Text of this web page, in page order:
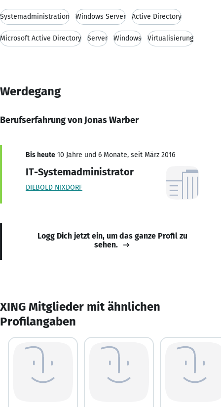
Systemadministration Windows Server Active Directory
Microsoft Active Directory Server Windows Virtualisierung
Werdegang
Berufserfahrung von Jonas Warber
Bis heute 10 Jahre und 6 Monate, seit März 2016
IT-Systemadministrator
DIEBOLD NIXDORF
Logg Dich jetzt ein, um das ganze Profil zu
sehen.
XING Mitglieder mit ähnlichen
Profilangaben